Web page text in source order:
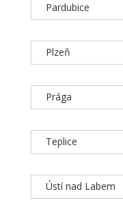
Pardubice
Plzeň
Prága
Teplice
Ústí nad Labem